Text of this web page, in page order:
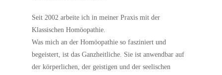
Seit 2002 arbeite ich in meiner Praxis mit der
Klassischen Homöopathie.
Was mich an der Homöopathie so fasziniert und
begeistert, ist das Ganzheitliche. Sie ist anwendbar auf
der körperlichen, der geistigen und der seelischen